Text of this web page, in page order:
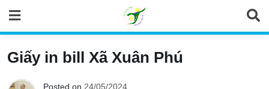
content
Giấy in bill Xã Xuân Phú
Posted on 24/05/2024